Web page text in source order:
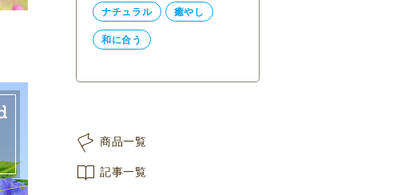
ナチュラル 癒やし
和に合う
商品一覧
記事一覧